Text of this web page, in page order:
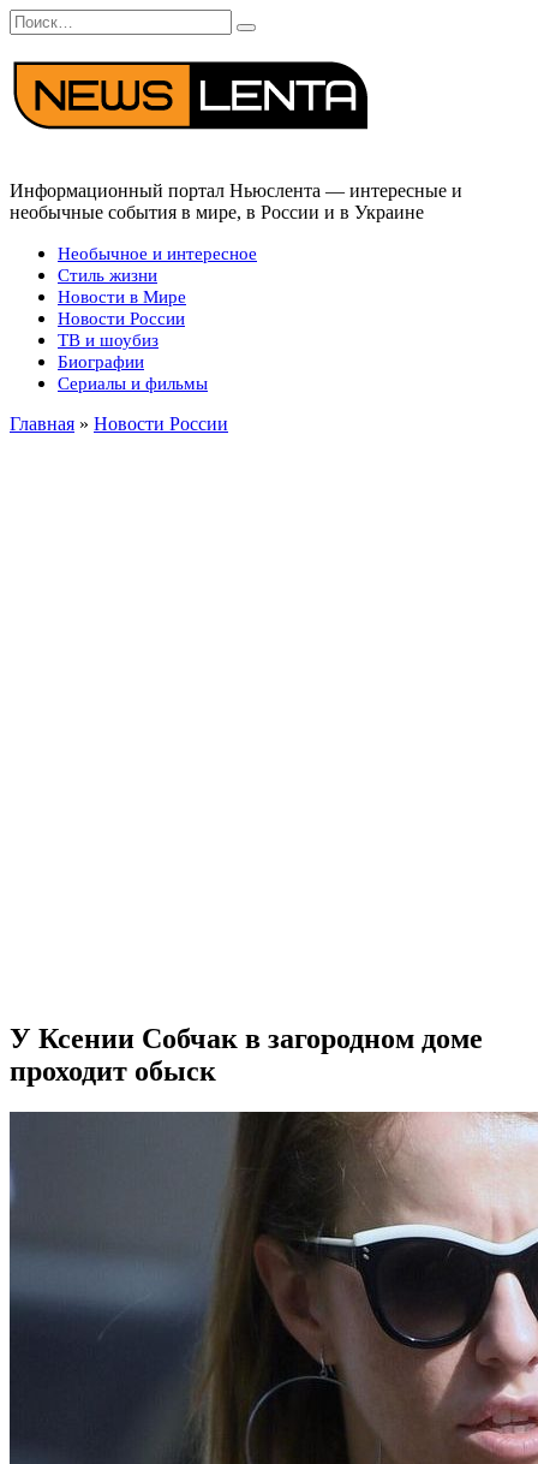
Перейти
к
содержанию
Search
for:
Информационный портал Ньюслента — интересные и
необычные события в мире, в России и в Украине
Необычное и интересное
Стиль жизни
Новости в Мире
Новости России
ТВ и шоубиз
Биографии
Сериалы и фильмы
Главная » Новости России
У Ксении Собчак в загородном доме
проходит обыск